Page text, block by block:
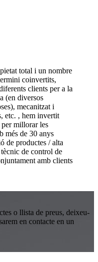
total i un nombre
coinvertits,
clients per a la
(en diversos
mecanitzat i
etc. , hem invertit
millorar les
més de 30 anys
de productes / alta
de control de
amb clients
o llista de preus, deixeu-
en contacte en un